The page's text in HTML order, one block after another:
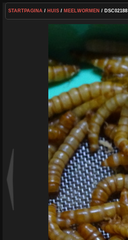
STARTPAGINA / HUIS/ MEELWORMEN / DSC02188